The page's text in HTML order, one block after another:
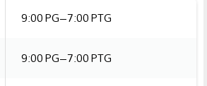
9:00 PG–7:00 PTG
9:00 PG–7:00 PTG